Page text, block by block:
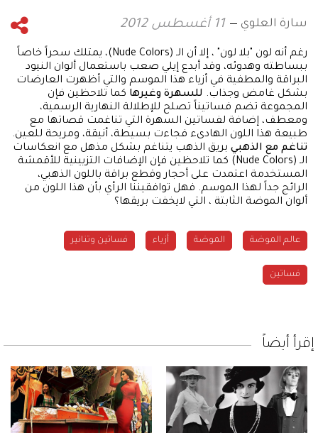
سارة العلوي 11 أغسطس 2012
رغم أنه لون "بلا لون" ، إلا أن الـ (Nude Colors)، يمتلك سحراً خاصاً
ببساطته وهدوئه، وقد أبدع إيلي صعب باستعمال ألوان النيود
البراقة والمطفية في أزياء هذا الموسم والتي أظهرت العارضات
بشكل غامض وجذاب. للسهرة وغيرها كما تلاحظين فإن
المجموعة تضم فساتيناً تصلح للإطلالة النهارية الرسمية،
ومعطف، إضافة لفساتين السهرة التي تناغمت قصاتها مع
طبيعة هذا اللون الهادىء فجاءت بسيطة، أنيقة، ومريحة للعين.
تناغم مع الذهبي بريق الذهب يتناغم بشكل مذهل مع انعكاسات
الـ (Nude Colors) كما تلاحظين فإن الإضافات التزيينية للأقمشة
المستخدمة اعتمدت على أحجار وقطع براقة باللون الذهبي،
الرائج جداً لهذا الموسم. فهل توافقيننا الرأي بأن هذا اللون من
ألوان الموضة الثابتة ، التي لايخفت بريقها؟
عالم الموضة الموضة أزياء فساتين وتنانير
فساتين
إقرأ أيضاً